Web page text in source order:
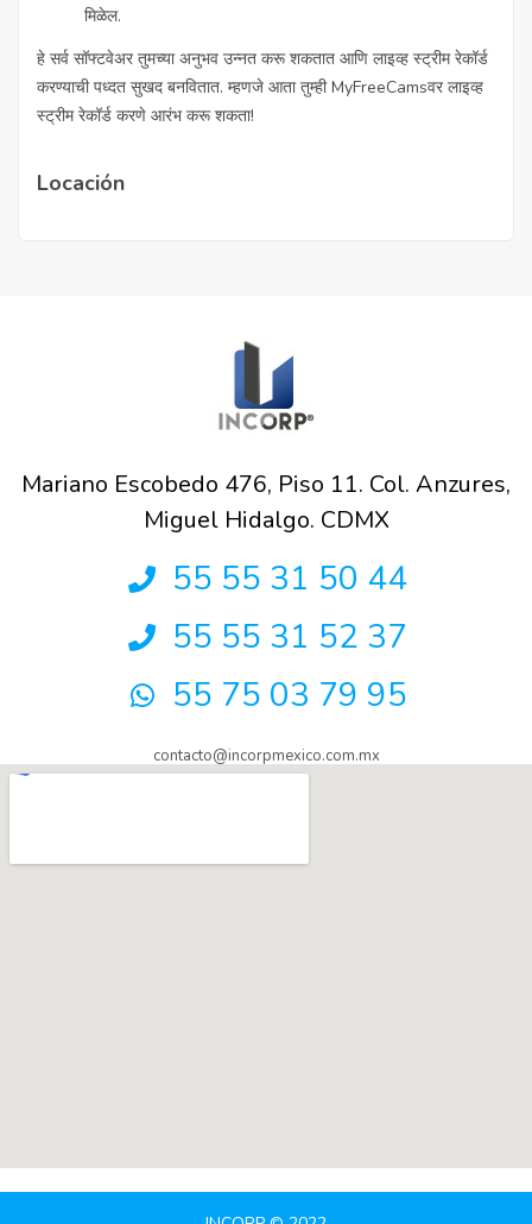
मिळेल.
हे सर्व सॉफ्टवेअर तुमच्या अनुभव उन्नत करू शकतात आणि लाइव्ह स्ट्रीम रेकॉर्ड
करण्याची पध्दत सुखद बनवितात. म्हणजे आता तुम्ही MyFreeCamsवर लाइव्ह
स्ट्रीम रेकॉर्ड करणे आरंभ करू शकता!
Locación
Mariano Escobedo 476, Piso 11. Col. Anzures,
Miguel Hidalgo. CDMX
55 55 31 50 44
55 55 31 52 37
55 75 03 79 95
contacto@incorpmexico.com.mx